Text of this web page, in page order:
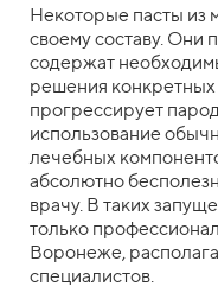
Некоторые пасты из
своему составу. Они
содержат
решения конкретных
прогрессирует
использование
лечебных
абсолютно
врачу. В таких
только
Воронеже,
специалистов.